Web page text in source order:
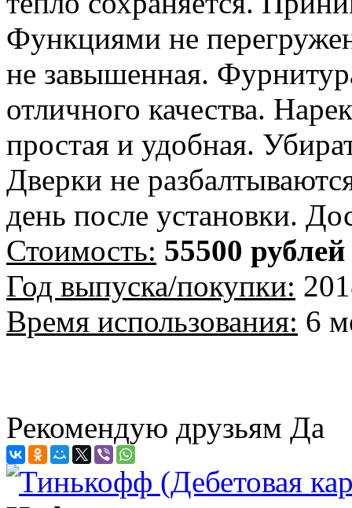
Функциями не
не завышенная.
отличного качества.
простая и удобная.
Дверки не
день после установки.
Стоимость: 55500 рублей
Год выпуска/покупки:
Время использования: 6
Рекомендую друзьям Да